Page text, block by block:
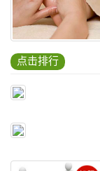
点击排行